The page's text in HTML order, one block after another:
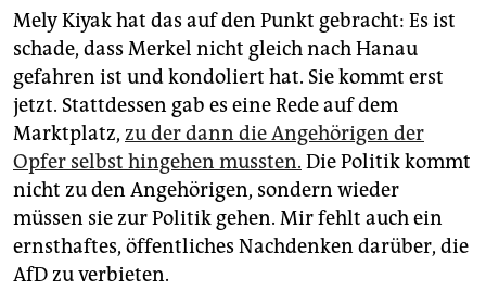
Mely Kiyak hat das auf den Punkt gebracht: Es ist
schade, dass Merkel nicht gleich nach Hanau
gefahren ist und kondoliert hat. Sie kommt erst
jetzt. Stattdessen gab es eine Rede auf dem
Marktplatz, zu der dann die Angehörigen der
Opfer selbst hingehen mussten. Die Politik kommt
nicht zu den Angehörigen, sondern wieder
müssen sie zur Politik gehen. Mir fehlt auch ein
ernsthaftes, öffentliches Nachdenken darüber, die
AfD zu verbieten.